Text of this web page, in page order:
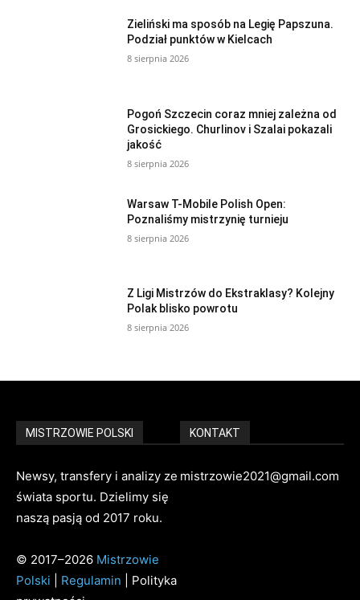
Zieliński ma sposób na Legię Papszuna.
Podział punktów w Kielcach
8 sierpnia 2026
Pogoń Szczecin coraz mniej zależna od
Grosickiego. Churlinov i Szalai pokazali
jakość
8 sierpnia 2026
Warsaw T-Mobile Polish Open:
Poznaliśmy mistrzynię turnieju
8 sierpnia 2026
Z Ligi Mistrzów do Ekstraklasy? Kolejny
Polak blisko powrotu
8 sierpnia 2026
MISTRZOWIE POLSKI
Newsy, transfery i analizy ze
świata sportu. Dzielimy się
naszą pasją od 2017 roku.
© 2017–2026 Mistrzowie
Polski
Regulamin | Polityka
KONTAKT
mistrzowie2021@gmail.com